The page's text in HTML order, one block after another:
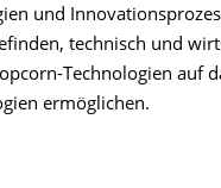
und
technisch und
Technologien auf
ermöglichen.